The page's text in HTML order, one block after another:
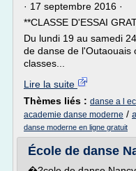
· 17 septembre 2016 ·
**CLASSE D'ESSAI
Du lundi 19 au samedi
de danse de l'Outaouais
classes...
Lire la suite
Thèmes liés : danse a l
academie danse moderne /
danse moderne en ligne gratuit
École de danse